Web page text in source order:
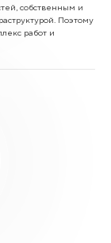
собственным и
Поэтому
работ и